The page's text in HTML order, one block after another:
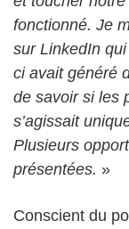
fonctionné. Je
sur LinkedIn
ci avait généré
de savoir si les
s’agissait
Plusieurs
présentées. »
Conscient du